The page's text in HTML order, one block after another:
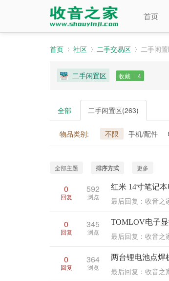
首页
首页 社区 二手交易区 二手闲
二手闲置区 收藏 | 4
全部 二手闲置区(263)
物品类别: 不限 手机/配件
全部主题 排序方式 更多
0
回复
592
浏览
红米 14寸笔记本
最后回复：收音
0
回复
345
浏览
TOMLOV电子
最后回复：收音
0
回复
364
浏览
两台锂电池点焊
最后回复：收音